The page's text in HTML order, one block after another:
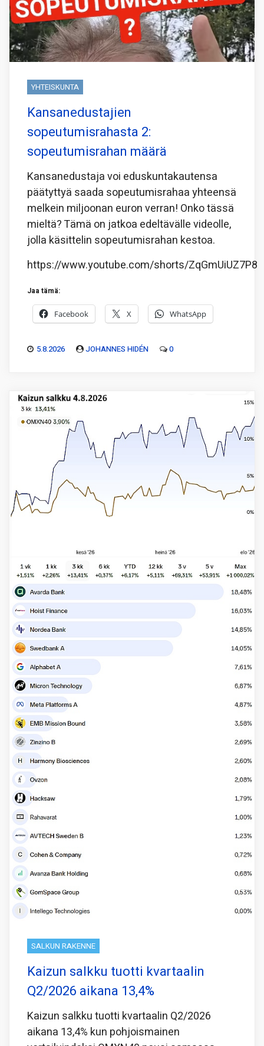
YHTEISKUNTA
Kansanedustajien
sopeutumisrahasta 2:
sopeutumisrahan määrä
Kansanedustaja voi eduskuntakautensa
päätyttyä saada sopeutumisrahaa yhteensä
melkein miljoonan euron verran! Onko tässä
mieltä? Tämä on jatkoa edeltävälle videolle,
jolla käsittelin sopeutumisrahan kestoa.
https://www.youtube.com/shorts/ZqGmUiUZ7P8
Jaa tämä:
Facebook X WhatsApp
5.8.2026 JOHANNES HIDÉN 0
SALKUN RAKENNE
Kaizun salkku tuotti kvartaalin
Q2/2026 aikana 13,4%
Kaizun salkku tuotti kvartaalin Q2/2026
aikana 13,4% kun pohjoismainen